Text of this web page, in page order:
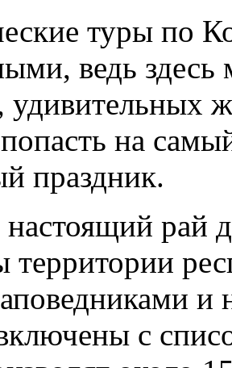
туры по
ведь здесь
удивительных
на
праздник.
рай
территории
с